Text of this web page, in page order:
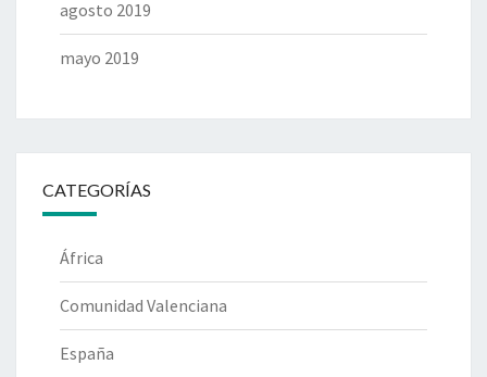
agosto 2019
mayo 2019
CATEGORÍAS
África
Comunidad Valenciana
España